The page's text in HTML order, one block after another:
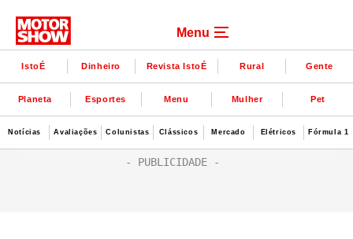
Menu
IstoÉ Dinheiro Revista IstoÉ Rural Gente
Planeta Esportes Menu Mulher Pet
Notícias Avaliações Colunistas Clássicos Mercado Elétricos Fórmula 1